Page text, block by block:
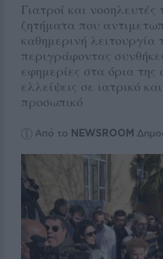
Γιατροί και
ζητήματα που
καθημερινή λειτουργία
περιγράφοντας
εφημερίες στα όρια της
ελλείψεις σε ιατρικό
προσωπικό
Από το NEWSROOM